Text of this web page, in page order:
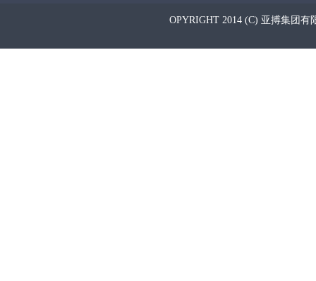
OPYRIGHT 2014 (C) 亚搏集团有